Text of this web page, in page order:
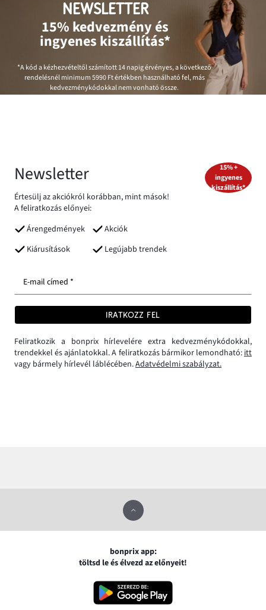
NEWSLETTER
15% kedvezmény és
ingyenes kiszállítás*
*A kód a kézhezvételtől számított 14 napig érvényes, a következő
rendelésnél minimum5990 Ftértékben használható fel, más
kedvezménykódokkal nem vonható össze.
Newsletter
Értesülj az akciókról korábban, mint mások!
A feliratkozás előnyei:
Árengedmények
Akciók
Kiárusítások
Legújabb trendek
15% +
ingyenes
kiszállítás*
E-mail címed *
IRATKOZZ FEL
Feliratkozik a bonprix hírlevelére extra kedvezménykódokkal,
trendekkel és ajánlatokkal. A feliratkozás bármikor lemondható: itt
vagy bármely hírlevél láblécében.Adatvédelmi szabályzat.
bonprix app:
töltsd le és élvezd az előnyeit!